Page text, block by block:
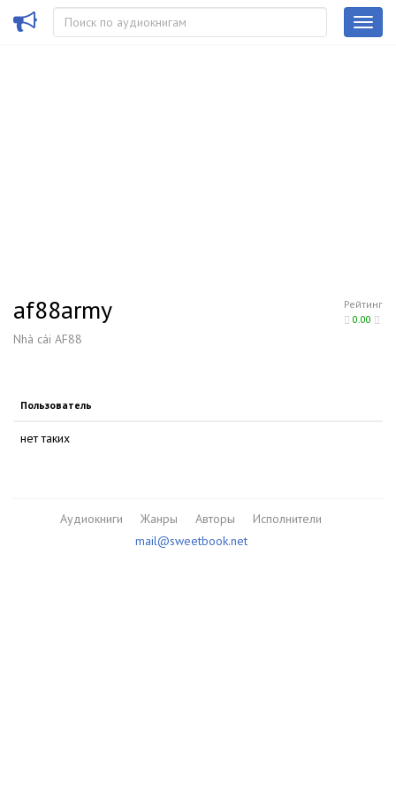
Рейтинг
0.00
af88army
Nhà cái AF88
Пользователь
нет таких
Аудиокниги Жанры Авторы
Исполнители
mail@sweetbook.net